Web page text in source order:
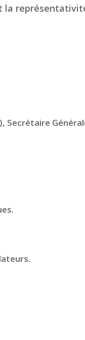
la
Secrétaire